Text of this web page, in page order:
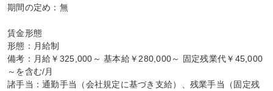
期間の定め：無
賃金形態
形態：月給制
備考：月給￥325,000～ 基本給￥280,000～ 固定残業代￥45,000
～を含む/月
諸手当：通勤手当（会社規定に基づき支給）、残業手当（固定残